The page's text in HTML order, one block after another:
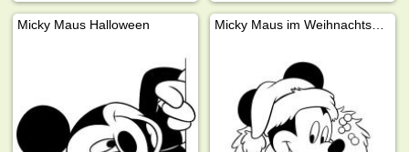
Micky Maus Halloween